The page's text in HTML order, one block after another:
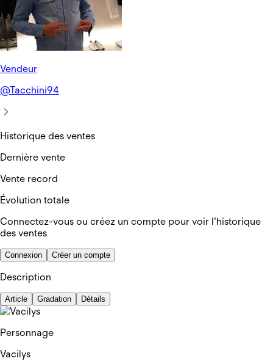
Vendeur
@Tacchini94
Historique des ventes
Dernière vente
Vente record
Évolution totale
Connectez-vous ou créez un compte pour voir l'historique
des ventes
Connexion Créer un compte
Description
Article Gradation Détails
Personnage
Vacilys